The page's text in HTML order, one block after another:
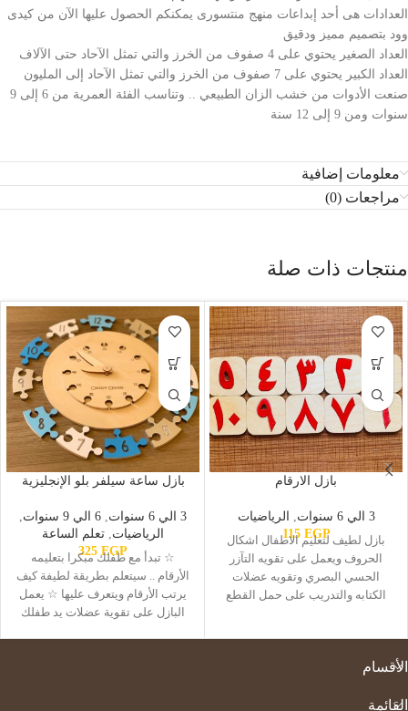
العدادات هى أحد إبداعات منهج منتسورى يمكنكم الحصول عليها الآن من كيدى
وود بتصميم مميز ودقيق
العداد الصغير يحتوي على 4 صفوف من الخرز والتي تمثل الآحاد حتى الآلاف
العداد الكبير يحتوي على 7 صفوف من الخرز والتي تمثل الآحاد إلى المليون
صنعت الأدوات من خشب الزان الطبيعي .. وتناسب الفئة العمرية من 6 إلى 9
سنوات ومن 9 إلى 12 سنة
معلومات إضافية
مراجعات (0)
منتجات ذات صلة
بازل الارقام
3 الي 6 سنوات ,
الرياضيات
115 EGP
بازل لطيف لتعليم الاطفال اشكال
الحروف ويعمل على تقويه التآزر
الحسي البصري وتقويه عضلات
الكتابه والتدريب على حمل القطع
بازل ساعة سيلفر بلو الإنجليزية
3 الي 6 سنوات , 6 الي 9 سنوات
,
الرياضيات, تعلم الساعة
325 EGP
☆ تبدأ مع طفلك مبكرا بتعليمه
الأرقام .. سيتعلم بطريقة لطيفة كيف
يرتب الأرقام ويتعرف عليها ☆ يعمل
البازل على تقوية عضلات يد طفلك
الأقسام
القائمة